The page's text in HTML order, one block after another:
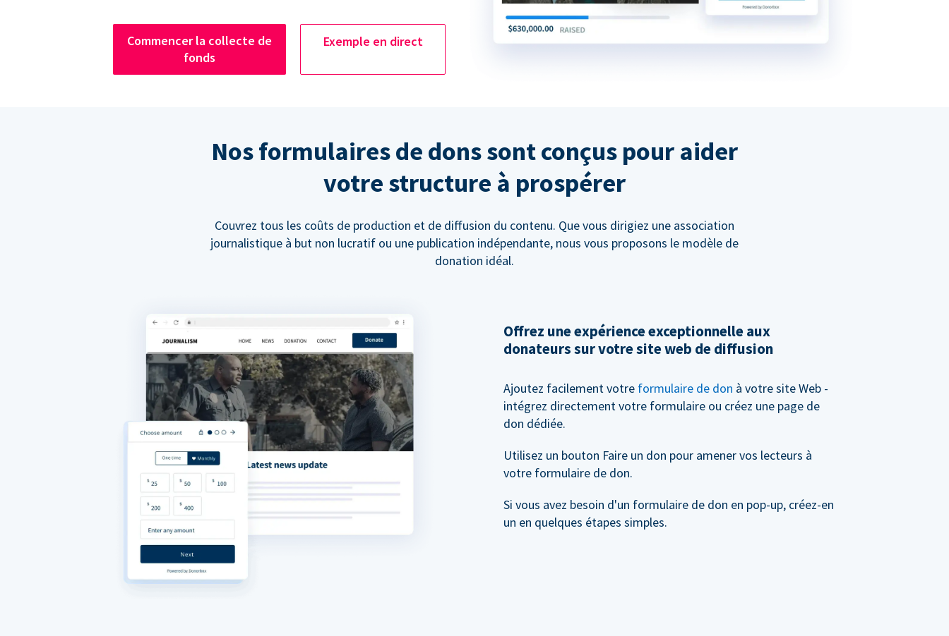
Commencer la collecte de
fonds
Exemple en direct
Nos formulaires de dons sont conçus pour aider
votre structure à prospérer
Couvrez tous les coûts de production et de diffusion du contenu. Que vous dirigiez une association
journalistique à but non lucratif ou une publication indépendante, nous vous proposons le modèle de
donation idéal.
Offrez une expérience exceptionnelle aux
donateurs sur votre site web de diffusion
Ajoutez facilement votre formulaire de don à votre site Web -
intégrez directement votre formulaire ou créez une page de
don dédiée.
Utilisez un bouton Faire un don pour amener vos lecteurs à
votre formulaire de don.
Si vous avez besoin d'un formulaire de don en pop-up, créez-en
un en quelques étapes simples.